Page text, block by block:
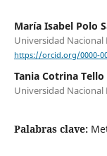
María Isabel Polo
Universidad Nacional
https://orcid.org/0000-
Tania Cotrina Tello
Universidad Nacional
Palabras clave: